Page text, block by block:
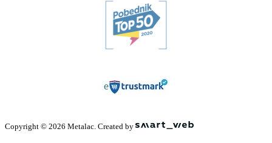
Copyright © 2026 Metalac. Created by